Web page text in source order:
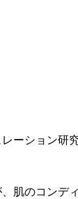
ーション研
肌のコンデ